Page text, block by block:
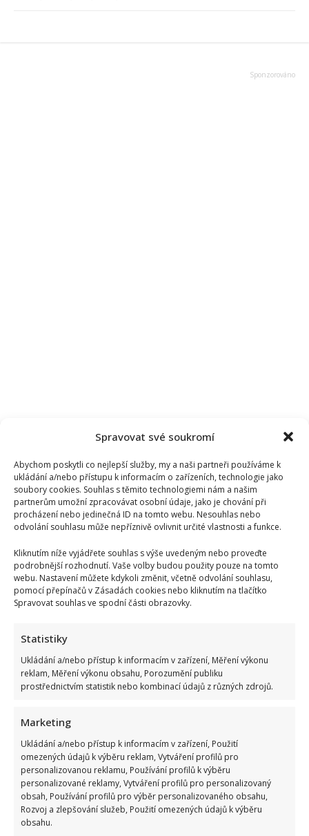
Spravovat své soukromí
Abychom poskytli co nejlepší služby, my a naši partneři používáme k
ukládání a/nebo přístupu k informacím o zařízeních, technologie jako
soubory cookies. Souhlas s těmito technologiemi nám a našim
partnerům umožní zpracovávat osobní údaje, jako je chování při
procházení nebo jedinečná ID na tomto webu. Nesouhlas nebo
odvolání souhlasu může nepříznivě ovlivnit určité vlastnosti a funkce.
Kliknutím níže vyjádřete souhlas s výše uvedeným nebo proveďte
podrobnější rozhodnutí. Vaše volby budou použity pouze na tomto
webu. Nastavení můžete kdykoli změnit, včetně odvolání souhlasu,
pomocí přepínačů v Zásadách cookies nebo kliknutím na tlačítko
Spravovat souhlas ve spodní části obrazovky.
Statistiky
Ukládání a/nebo přístup k informacím v zařízení, Měření výkonu
reklam, Měření výkonu obsahu, Porozumění publiku
prostřednictvím statistik nebo kombinací údajů z různých zdrojů.
Marketing
Ukládání a/nebo přístup k informacím v zařízení, Použití
omezených údajů k výběru reklam, Vytváření profilů pro
personalizovanou reklamu, Používání profilů k výběru
personalizované reklamy, Vytváření profilů pro personalizovaný
obsah, Používání profilů pro výběr personalizovaného obsahu,
Rozvoj a zlepšování služeb, Použití omezených údajů k výběru
obsahu.